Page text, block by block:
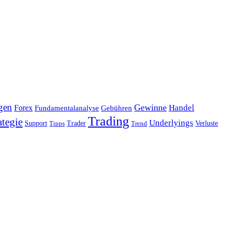
Forex Fundamentalanalyse Gebühren Gewinne Handel
Support Tipps Trader Trading Trend Underlyings Verluste